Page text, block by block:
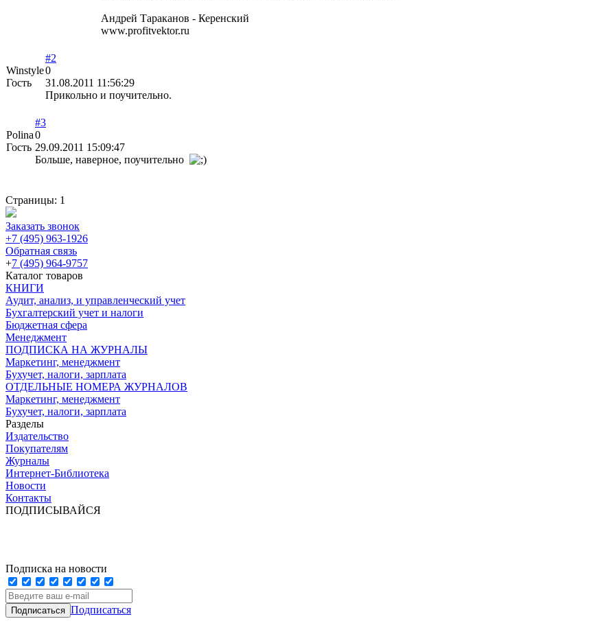
Андрей Тараканов - Керенский
www.profitvektor.ru
Winstyle
Гость
#2
0
31.08.2011 11:56:29
Прикольно и поучительно.
Polina
Гость
#3
0
29.09.2011 15:09:47
Больше, наверное, поучительно
Страницы: 1
Заказать звонок
+7 (495) 963-1926
Обратная связь
+7 (495) 964-9757
Каталог товаров
КНИГИ
Аудит, анализ, и управленческий учет
Бухгалтерский учет и налоги
Бюджетная сфера
Менеджмент
ПОДПИСКА НА ЖУРНАЛЫ
Маркетинг, менеджмент
Бухучет, налоги, зарплата
ОТДЕЛЬНЫЕ НОМЕРА ЖУРНАЛОВ
Маркетинг, менеджмент
Бухучет, налоги, зарплата
Разделы
Издательство
Покупателям
Журналы
Интернет-Библиотека
Новости
Контакты
ПОДПИСЫВАЙСЯ
Подписка на новости
Подписаться